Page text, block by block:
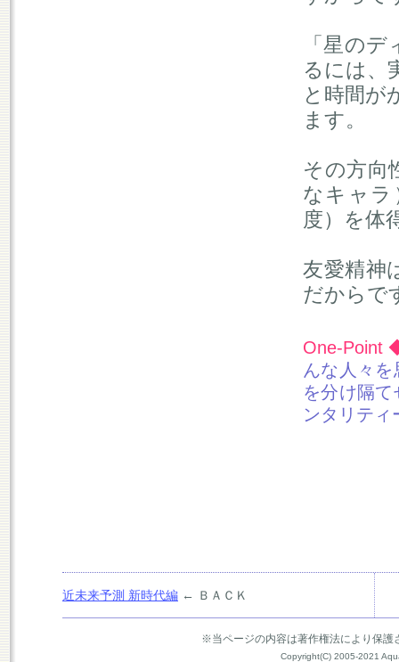
「星の
るには、
と時間が
ます。
その方向
なキャラ
度）を体
友愛精神
だからで
One-Point
んな人々
を分け隔
ンタリティ
近未来予測 新時代編 ← ＢＡＣＫ
※当ページの内容は著作権法により保護
Copyright(C) 2005-2021